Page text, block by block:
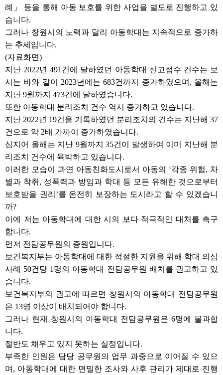
례」 등을 통해 아동 보호를 위한 사업을 별도로 진행하고 있
습니다.
그러나 창원시의 노력과 달리 아동학대는 지속적으로 증가하
는 추세입니다.
(자료화면)
지난 2022년 491건에 달하였던 아동학대 신고접수 건수는 보
시는 바와 같이 2023년에는 683건까지 증가하였으며, 올해는
지난 9월까지 473건에 달하였습니다.
또한 아동학대 분리조치 건수 역시 증가하고 있습니다.
지난 2022년 19건을 기록하였던 분리조치의 건수는 지난해 37
건으로 약 2배 가까이 증가하였습니다.
심지어 올해는 지난 9월까지 35건이 발생하여 이미 지난해 분
리조치 건수에 육박하고 있습니다.
이러한 모습이 과연 아동친화도시로서 아동의 ‘각종 위험, 차
별과 착취, 성폭력과 방임과 학대 등 모든 유해한 것으로부터
보호받을 권리’를 온전히 보장하는 도시라고 할 수 있겠습니
까?
이에 저는 아동학대에 대한 시의 보다 적극적인 대처를 촉구
합니다.
먼저 전담공무원의 증원입니다.
보건복지부는 아동학대에 대한 적절한 지원을 위해 학대 의심
사례 50건당 1명의 아동학대 전담공무원 배치를 권고하고 있
습니다.
보건복지부의 권고에 따르면 창원시의 아동학대 전담공무원
은 13명 이상이 배치되어야 합니다.
그러나 현재 창원시의 아동학대 전담공무원은 6명에 불과합
니다.
절반도 채우고 있지 못하는 실정입니다.
부족한 인원은 담당 공무원의 업무 과중으로 이어질 수 있으
며, 아동학대에 대한 면밀한 조사와 사후 관리가 제대로 진행